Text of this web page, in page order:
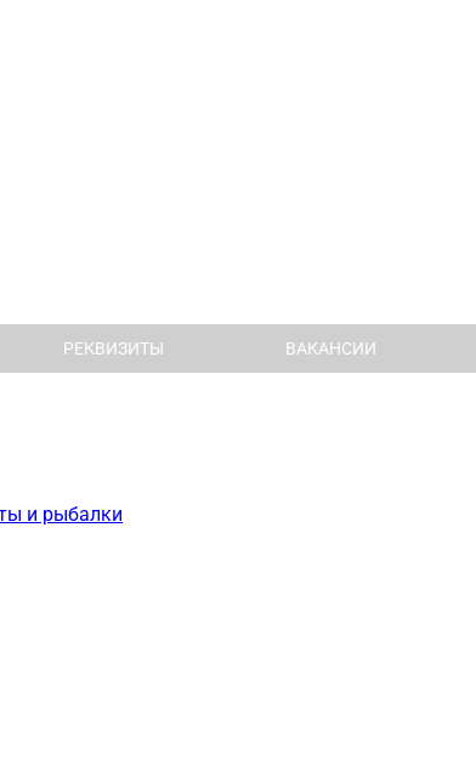
РЕКВИЗИТЫ ВАКАНСИИ
и рыбалки